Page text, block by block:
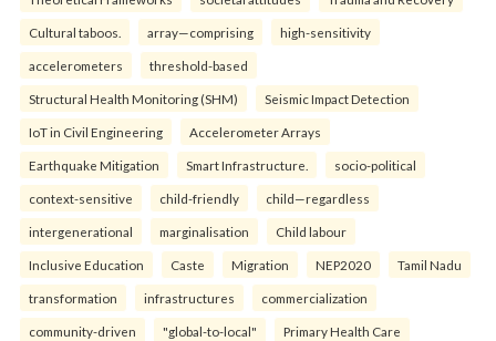
Cultural taboos. array—comprising high-sensitivity
accelerometers threshold-based
Structural Health Monitoring (SHM) Seismic Impact Detection
IoT in Civil Engineering Accelerometer Arrays
Earthquake Mitigation Smart Infrastructure. socio-political
context-sensitive child-friendly child—regardless
intergenerational marginalisation Child labour
Inclusive Education Caste Migration NEP2020 Tamil Nadu
transformation infrastructures commercialization
community-driven "global-to-local" Primary Health Care